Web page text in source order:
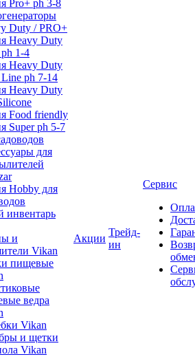
Pro+ ph 3-8
Duty / PRO+
Heavy Duty
1-4
Heavy Duty
ph 7-14
Heavy Duty
Food friendly
Super ph 5-7
для
Hobby для
инвентарь
и
Vikan
пищевые
ведра
Vikan
и щетки
Vikan
Акции
Трейд-
ин
Сервис